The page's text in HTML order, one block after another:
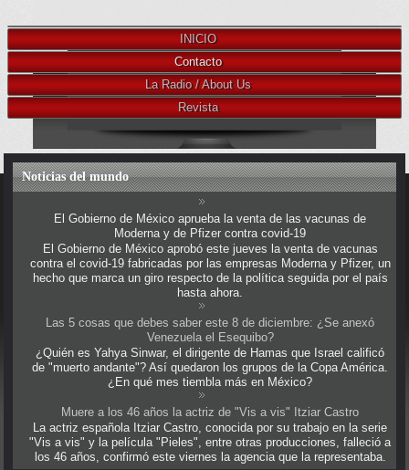
INICIO
Contacto
La Radio / About Us
Revista
Noticias del mundo
El Gobierno de México aprueba la venta de las vacunas de
Moderna y de Pfizer contra covid-19
El Gobierno de México aprobó este jueves la venta de vacunas
contra el covid-19 fabricadas por las empresas Moderna y Pfizer, un
hecho que marca un giro respecto de la política seguida por el país
hasta ahora.
Las 5 cosas que debes saber este 8 de diciembre: ¿Se anexó
Venezuela el Esequibo?
¿Quién es Yahya Sinwar, el dirigente de Hamas que Israel calificó
de "muerto andante"? Así quedaron los grupos de la Copa América.
¿En qué mes tiembla más en México?
Muere a los 46 años la actriz de "Vis a vis" Itziar Castro
La actriz española Itziar Castro, conocida por su trabajo en la serie
"Vis a vis" y la película "Pieles", entre otras producciones, falleció a
los 46 años, confirmó este viernes la agencia que la representaba.